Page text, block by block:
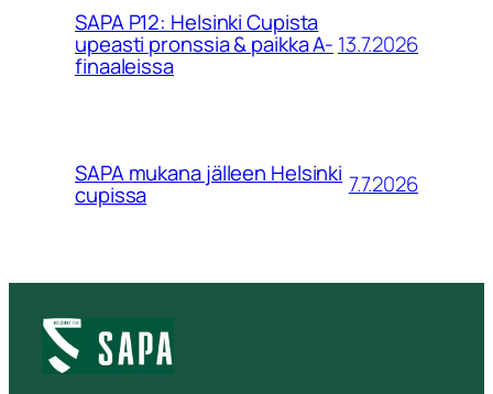
SAPA P12: Helsinki Cupista
upeasti pronssia & paikka A-
finaaleissa
13.7.2026
SAPA mukana jälleen Helsinki
cupissa 7.7.2026